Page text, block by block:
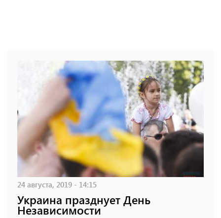
24 августа, 2019 - 14:15
Украина празднует День
Независимости